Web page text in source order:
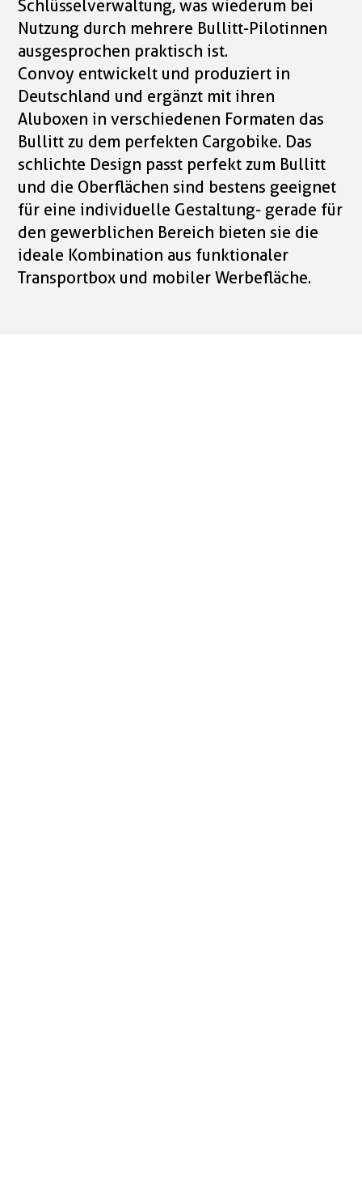
Schlüsselverwaltung, was wiederum bei
Nutzung durch mehrere Bullitt-Pilotinnen
ausgesprochen praktisch ist.
Convoy entwickelt und produziert in
Deutschland und ergänzt mit ihren
Aluboxen in verschiedenen Formaten das
Bullitt zu dem perfekten Cargobike. Das
schlichte Design passt perfekt zum Bullitt
und die Oberflächen sind bestens geeignet
für eine individuelle Gestaltung- gerade für
den gewerblichen Bereich bieten sie die
ideale Kombination aus funktionaler
Transportbox und mobiler Werbefläche.